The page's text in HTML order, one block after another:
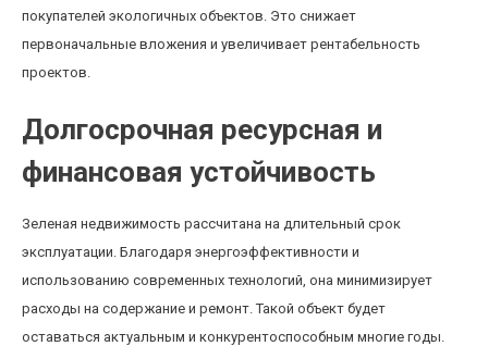
покупателей экологичных объектов. Это снижает
первоначальные вложения и увеличивает рентабельность
проектов.
Долгосрочная ресурсная и
финансовая устойчивость
Зеленая недвижимость рассчитана на длительный срок
эксплуатации. Благодаря энергоэффективности и
использованию современных технологий, она минимизирует
расходы на содержание и ремонт. Такой объект будет
оставаться актуальным и конкурентоспособным многие годы.